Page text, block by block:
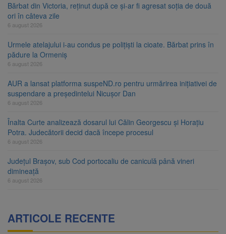
Bărbat din Victoria, reținut după ce și-ar fi agresat soția de două
ori în câteva zile
6 august 2026
Urmele atelajului i-au condus pe polițiști la cioate. Bărbat prins în
pădure la Ormeniș
6 august 2026
AUR a lansat platforma suspeND.ro pentru urmărirea inițiativei de
suspendare a președintelui Nicușor Dan
6 august 2026
Înalta Curte analizează dosarul lui Călin Georgescu și Horațiu
Potra. Judecătorii decid dacă începe procesul
6 august 2026
Județul Brașov, sub Cod portocaliu de caniculă până vineri
dimineață
6 august 2026
ARTICOLE RECENTE